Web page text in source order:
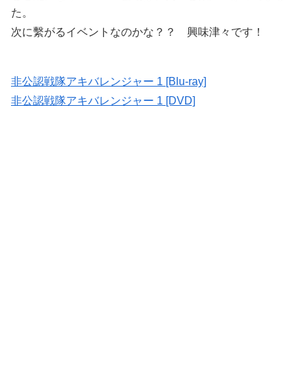
た。
次に繫がるイベントなのかな？？ 興味津々です！
非公認戦隊アキバレンジャー 1 [Blu-ray]
非公認戦隊アキバレンジャー 1 [DVD]